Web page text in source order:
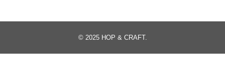
© 2025 HOP & CRAFT.